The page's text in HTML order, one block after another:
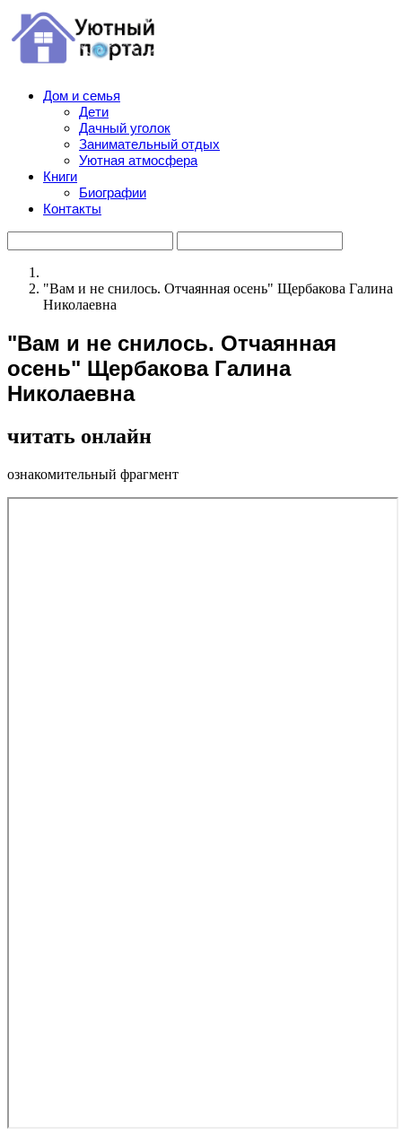
Дом и семья
Дети
Дачный уголок
Занимательный отдых
Уютная атмосфера
Книги
Биографии
Контакты
"Вам и не снилось. Отчаянная осень" Щербакова Галина
Николаевна
"Вам и не снилось. Отчаянная
осень" Щербакова Галина
Николаевна
читать онлайн
ознакомительный фрагмент